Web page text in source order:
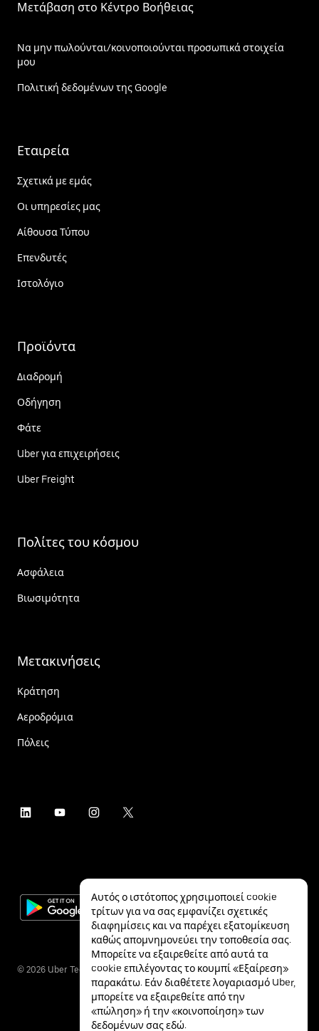
Μετάβαση στο Κέντρο Βοήθειας
Να μην πωλούνται/κοινοποιούνται προσωπικά στοιχεία
μου
Πολιτική δεδομένων της Google
Εταιρεία
Σχετικά με εμάς
Οι υπηρεσίες μας
Αίθουσα Τύπου
Επενδυτές
Ιστολόγιο
Προϊόντα
Διαδρομή
Οδήγηση
Φάτε
Uber για επιχειρήσεις
Uber Freight
Πολίτες του κόσμου
Ασφάλεια
Βιωσιμότητα
Μετακινήσεις
Κράτηση
Αεροδρόμια
Πόλεις
© 2026 Uber Technologies Inc.
Αυτός ο ιστότοπος χρησιμοποιεί cookie
τρίτων για να σας εμφανίζει σχετικές
διαφημίσεις και να παρέχει εξατομίκευση
καθώς απομνημονεύει την τοποθεσία σας.
Μπορείτε να εξαιρεθείτε από αυτά τα
cookie επιλέγοντας το κουμπί «Εξαίρεση»
παρακάτω. Εάν διαθέτετε λογαριασμό Uber,
μπορείτε να εξαιρεθείτε από την
«πώληση» ή την «κοινοποίηση» των
δεδομένων σαςεδώ.